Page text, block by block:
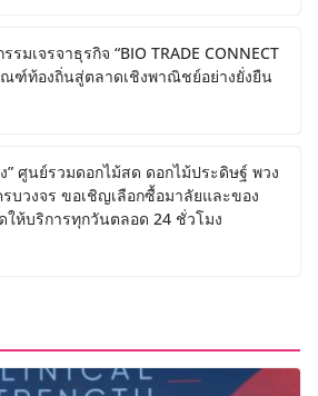
รมเจรจาธุรกิจ “BIO TRADE CONNECT
ฑ์ท้องถิ่นสู่ตลาดเชิงพาณิชย์อย่างยั่งยืน
” ศูนย์รวมดอกไม้สด ดอกไม้ประดิษฐ์ พวง
วงจร ขอเชิญเลือกซื้อมาลัยและของ
ห้บริการทุกวันตลอด 24 ชั่วโมง